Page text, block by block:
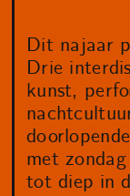
Dit najaar
Drie
kunst,
met
tot diep in